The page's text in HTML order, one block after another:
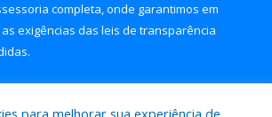
completa, onde garantimos em
exigências das leis de transparência
para melhorar sua experiência de